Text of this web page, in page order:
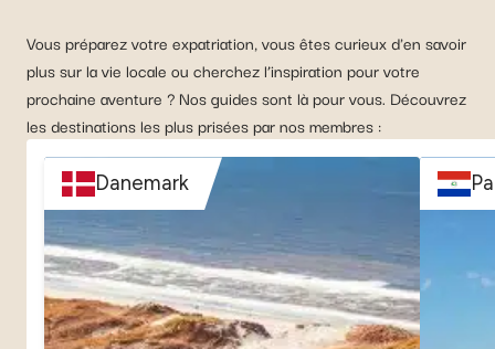
Vous préparez votre expatriation, vous êtes curieux d'en savoir
plus sur la vie locale ou cherchez l’inspiration pour votre
prochaine aventure ? Nos guides sont là pour vous. Découvrez
les destinations les plus prisées par nos membres :
Danemark